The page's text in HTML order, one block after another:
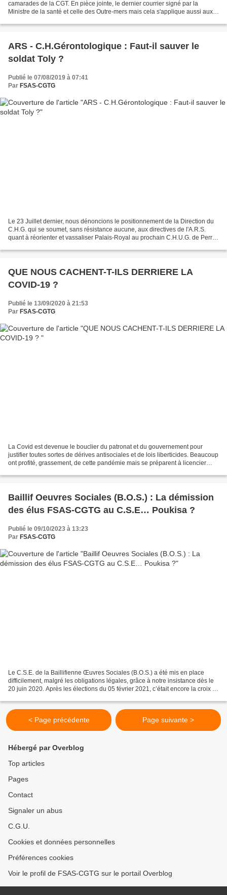
camarades de la CGT. En pièce jointe, le dernier courrier signé par la
Ministre de la santé et celle des Outre-mers mais cela s'applique aussi aux
ARS - C.H.Gérontologique : Faut-il sauver le
soldat Toly ?
Publié le 07/08/2019 à 07:41
Par FSAS-CGTG
Le 23 Juillet dernier, nous dénoncions le positionnement de la Direction du
C.H.G. qui se soumet, sans résistance aucune, aux directives de l'A.R.S.
quant à réorienter et vassaliser Palais-Royal au prochain C.H.U.G. de Perrin.
QUE NOUS CACHENT-T-ILS DERRIERE LA
COVID-19 ?
Publié le 13/09/2020 à 21:53
Par FSAS-CGTG
La Covid est devenue le bouclier du patronat et du gouvernement pour
justifier toutes sortes de dérives antisociales et de lois liberticides. Beaucoup
ont profité, grassement, de cette pandémie mais se préparent à licencier
Baillif Oeuvres Sociales (B.O.S.) : La démission
des élus FSAS-CGTG au C.S.E… Poukisa ?
Publié le 09/10/2023 à 13:23
Par FSAS-CGTG
Le C.S.E. de la Baillifienne Œuvres Sociales (B.O.S.) a été mis en place
difficilement, malgré les obligations légales, grâce à notre insistance dès le
20 juin 2020. Après les élections du 05 février 2021, c’était encore la croix et
< Page précédente Page suivante >
Hébergé par Overblog
Top articles
Pages
Contact
Signaler un abus
C.G.U.
Cookies et données personnelles
Préférences cookies
Voir le profil de FSAS-CGTG sur le portail Overblog